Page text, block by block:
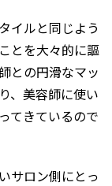
イルと同じよう
とを大々的に謳
との円滑なマッ
、美容師に使い
てきているので
サロン側にとっ